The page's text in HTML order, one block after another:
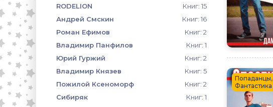
RODELION
Книг: 15
Андрей Смскин
Книг: 16
Роман Ефимов
Книг: 2
Владимир Панфилов
Книг: 1
Юрий Гуржий
Книг: 2
Владимир Князев
Книг: 5
Пожилой Ксеноморф
Книг: 2
Сибиряк
Книг: 1
Попаданцы,
Фантастика